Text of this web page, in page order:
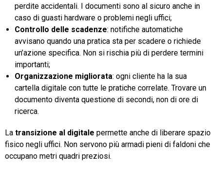
perdite accidentali. I documenti sono al sicuro anche in
caso di guasti hardware o problemi negli uffici;
Controllo delle scadenze: notifiche automatiche
avvisano quando una pratica sta per scadere o richiede
un’azione specifica. Non si rischia più di perdere termini
importanti;
Organizzazione migliorata: ogni cliente ha la sua
cartella digitale con tutte le pratiche correlate. Trovare un
documento diventa questione di secondi, non di ore di
ricerca.
La transizione al digitale permette anche di liberare spazio
fisico negli uffici. Non servono più armadi pieni di faldoni che
occupano metri quadri preziosi.